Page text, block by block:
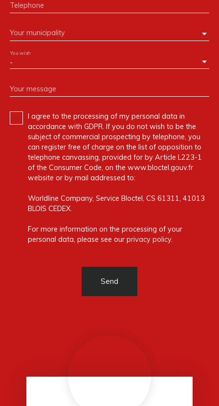
Telephone
Your municipality
-
You wish
Your message
I agree to the processing of my personal data in
accordance with GDPR. If you do not wish to be the
subject of commercial prospecting by telephone, you
can register free of charge on the list of opposition to
telephone canvassing, provided for by Article L223-1
of the Consumer Code, on the www.bloctel.gouv.fr
website or by mail addressed to:
Worldline Company, Service Bloctel, CS 61311, 41013
BLOIS CEDEX.
For more information on the processing of your
personal data, please see our privacy policy.
Send